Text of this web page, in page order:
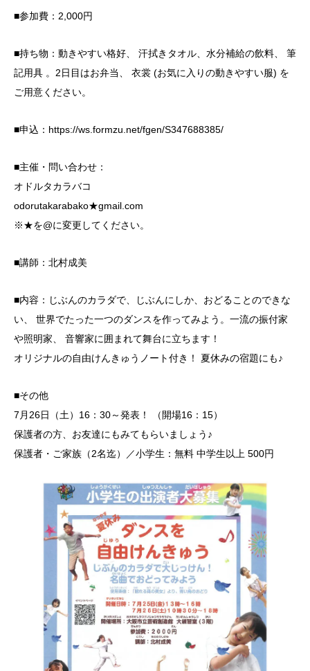
■参加費：2,000円
■持ち物：動きやすい格好、 汗拭きタオル、水分補給の飲料、 筆
記用具 。2日目はお弁当、 衣裳 (お気に入りの動きやすい服) を
ご用意ください。
■申込：https://ws.formzu.net/fgen/S347688385/
■主催・問い合わせ：
オドルタカラバコ
odorutakarabako★gmail.com
※★を@に変更してください。
■講師：北村成美
■内容：じぶんのカラダで、じぶんにしか、おどることのできな
い、 世界でたった一つのダンスを作ってみよう。一流の振付家
や照明家、 音響家に囲まれて舞台に立ちます！
オリジナルの自由けんきゅうノート付き！ 夏休みの宿題にも♪
■その他
7月26日（土）16：30～発表！ （開場16：15）
保護者の方、お友達にもみてもらいましょう♪
保護者・ご家族（2名迄）／小学生：無料 中学生以上 500円